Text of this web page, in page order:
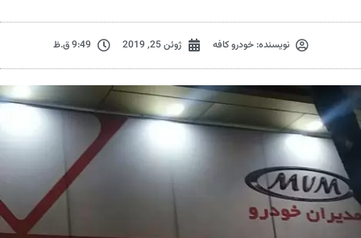
نویسنده:خودرو کافه ژوئن 25, 2019 9:49 ق.ظ